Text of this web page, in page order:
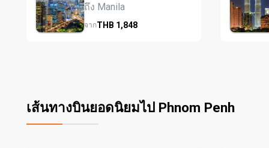
ถึง Manila
จากTHB 1,848
เส้นทางบินยอดนิยมไป Phnom Penh